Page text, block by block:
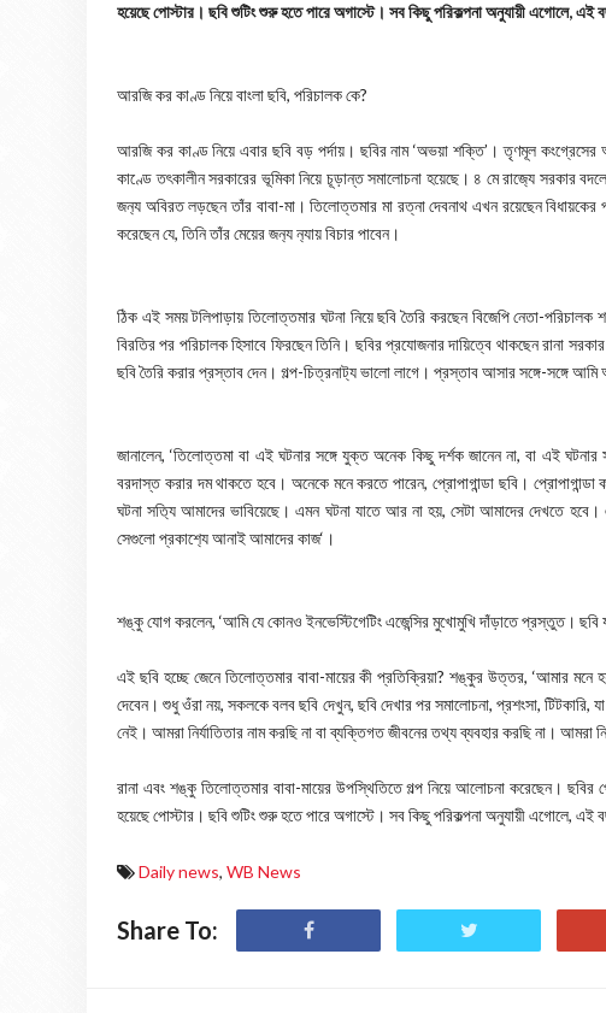
হয়েছে পোস্টার। ছবি শুটিং শুরু হতে পারে অগাস্টে। সব কিছু পরিকল্পনা অনুযায়ী এগোলে, এই
আরজি কর কাণ্ড নিয়ে বাংলা ছবি, পরিচালক কে?
আরজি কর কাণ্ড নিয়ে এবার ছবি বড় পর্দায়। ছবির নাম ‘অভয়া শক্তি’। তৃণমূল
কাণ্ডে তৎকালীন সরকারের ভূমিকা নিয়ে চূড়ান্ত সমালোচনা হয়েছে। ৪ মে রাজ‍্যে সরকার
জন‍্য অবিরত লড়ছেন তাঁর বাবা-মা। তিলোত্তমার মা রত্না দেবনাথ এখন রয়েছেন বিধায়কের
করেছেন যে, তিনি তাঁর মেয়ের জন‍্য ন‍্যায় বিচার পাবেন।
ঠিক এই সময় টলিপাড়ায় তিলোত্তমার ঘটনা নিয়ে ছবি তৈরি করছেন বিজেপি নেতা-
বিরতির পর পরিচালক হিসাবে ফিরছেন তিনি। ছবির প্রযোজনার দায়িত্বে থাকছেন রানা
ছবি তৈরি করার প্রস্তাব দেন। গল্প-চিত্রনাট‍্য ভালো লাগে। প্রস্তাব আসার সঙ্গে-সঙ্গে
জানালেন, ‘তিলোত্তমা বা এই ঘটনার সঙ্গে যুক্ত অনেক কিছু দর্শক জানেন না, বা এই
বরদাস্ত করার দম থাকতে হবে। অনেকে মনে করতে পারেন, প্রোপাগান্ডা ছবি।
ঘটনা সত‍্যি আমাদের ভাবিয়েছে। এমন ঘটনা যাতে আর না হয়, সেটা আমাদের দেখতে
সেগুলো প্রকাশ‍্যে আনাই আমাদের কাজ‘।
শঙ্কু যোগ করলেন, ‘আমি যে কোনও ইনভেস্টিগেটিং এজেন্সির মুখোমুখি দাঁড়াতে প্রস্তুত। ছবি
এই ছবি হচ্ছে জেনে তিলোত্তমার বাবা-মায়ের কী প্রতিক্রিয়া? শঙ্কুর উত্তর, ‘আমার মনে
দেবেন। শুধু ওঁরা নয়, সকলকে বলব ছবি দেখুন, ছবি দেখার পর সমালোচনা, প্রশংসা, টিটকারি,
নেই। আমরা নির্যাতিতার নাম করছি না বা ব্যক্তিগত জীবনের তথ্য ব্যবহার করছি না। আমরা
রানা এবং শঙ্কু তিলোত্তমার বাবা-মায়ের উপস্থিতিতে গল্প নিয়ে আলোচনা করেছেন।
হয়েছে পোস্টার। ছবি শুটিং শুরু হতে পারে অগাস্টে। সব কিছু পরিকল্পনা অনুযায়ী এগোলে, এই
Daily news, WB News
Share To: